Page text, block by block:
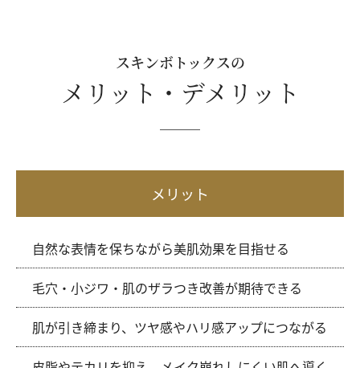
スキンボトックスの
メリット・デメリット
メリット
自然な表情を保ちながら美肌効果を目指せる
毛穴・小ジワ・肌のザラつき改善が期待できる
肌が引き締まり、ツヤ感やハリ感アップにつながる